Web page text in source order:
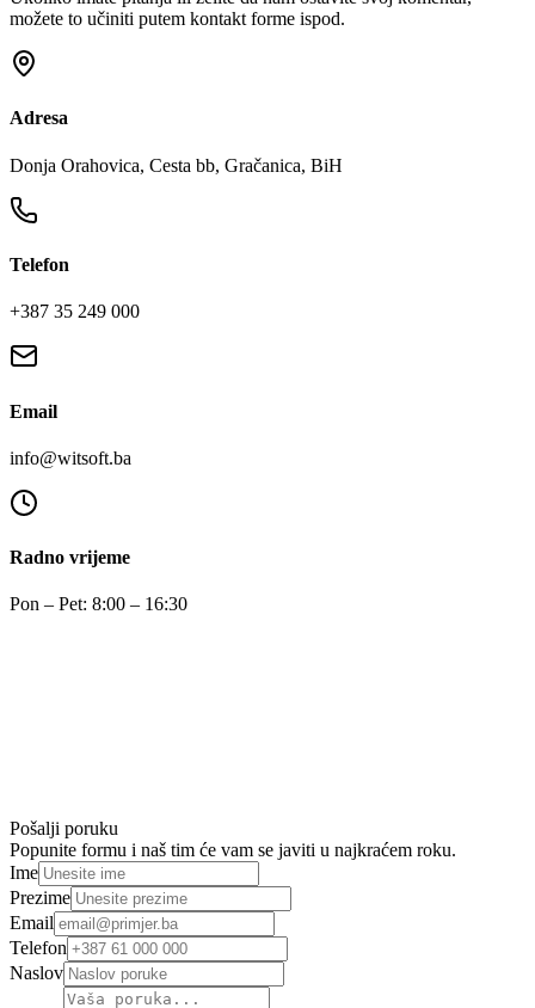
možete to učiniti putem kontakt forme ispod.
Adresa
Donja Orahovica, Cesta bb, Gračanica, BiH
Telefon
+387 35 249 000
Email
info@witsoft.ba
Radno vrijeme
Pon – Pet: 8:00 – 16:30
Pošalji poruku
Popunite formu i naš tim će vam se javiti u najkraćem roku.
Ime
Prezime
Email
Telefon
Naslov